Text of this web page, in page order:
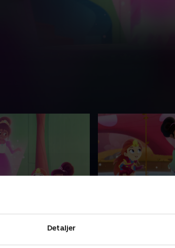
Detaljer
skævt. Nella og Riley
de bliver bedt om at
16. Æblekind på
med Nella.